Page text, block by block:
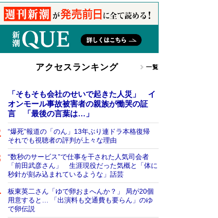
アクセスランキング 一覧
「そもそも会社のせいで起きた人災」 イ
オンモール事故被害者の親族が慟哭の証
言 「最後の言葉は…」
“爆死”報道の「のん」13年ぶり連ドラ本格復帰
それでも視聴者の評判が上々な理由
“数秒のサービス”で仕事を干された人気司会者
「前田武彦さん」 生涯現役だった気概と「体に
秒針が刻み込まれているような」話芸
板東英二さん「ゆで卵おまへんか？」 局が20個
用意すると… 「出演料も交通費も要らん」のゆ
で卵伝説